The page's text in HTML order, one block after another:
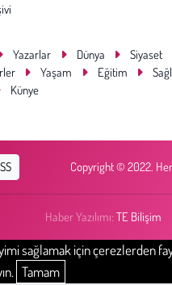
Yazarlar Dünya Siyaset
Yaşam Eğitim
Künye
Copyright © 2022. Her
Haber Yazılımı: TE Bilişim
sağlamak için çerezlerden
Tamam